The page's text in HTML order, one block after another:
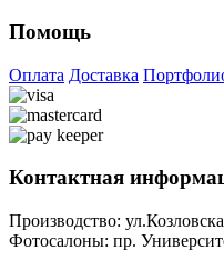
Помощь
Оплата Доставка
Контактная
Производство:
Фотосалоны: пр.